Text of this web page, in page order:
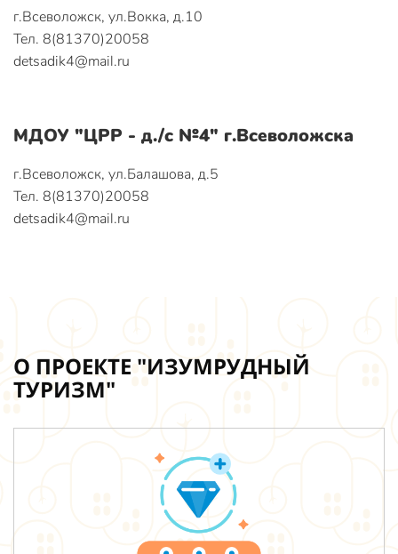
г.Всеволожск, ул.Вокка, д.10
Тел. 8(81370)20058
detsadik4@mail.ru
МДОУ "ЦРР - д./с №4" г.Всеволожска
г.Всеволожск, ул.Балашова, д.5
Тел. 8(81370)20058
detsadik4@mail.ru
О ПРОЕКТЕ "ИЗУМРУДНЫЙ
ТУРИЗМ"